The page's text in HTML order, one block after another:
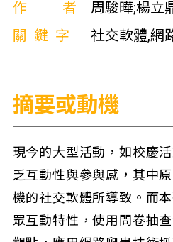
作者
周駿曄;楊立
關鍵字
社交軟體,網
摘要或動機
現今的大型活動，如校慶
乏互動性與參與感，其中
機的社交軟體所導致。而
眾互動特性，使用問卷抽